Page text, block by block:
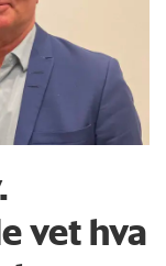
vet hva